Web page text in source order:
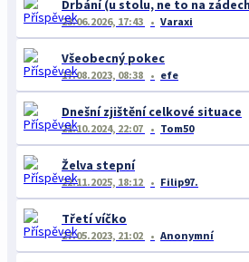
Drbání (u stolu, ne to na
23.06.2026, 17:43 Varaxi
Všeobecný pokec
17.08.2023, 08:38 efe
Dnešní zjištění celkové situace
21.10.2024, 22:07 Tom50
Želva stepní
22.11.2025, 18:12 Filip97.
Třetí víčko
27.05.2023, 21:02 Anonymní